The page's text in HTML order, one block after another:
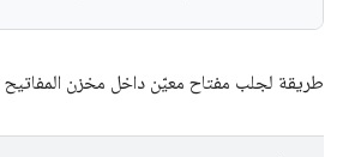
طريقة لجلب مفتاح معيّن داخل مخزن المفاتيح